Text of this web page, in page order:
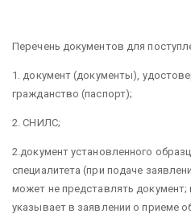
Перечень документов для
1. документ (документы),
гражданство (паспорт);
2. СНИЛС;
2.​документ установленного
специалитета (при подаче
может не представлять
указывает в заявлении о приеме